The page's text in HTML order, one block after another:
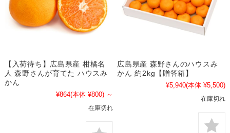
【入荷待ち】広島県産 柑橘名
人 森野さんが育てた ハウスみ
かん
¥864(本体 ¥800) ～
在庫切れ
広島県産 森野さんのハウスみ
かん 約2kg【贈答箱】
¥5,940(本体 ¥5,500)
在庫切れ